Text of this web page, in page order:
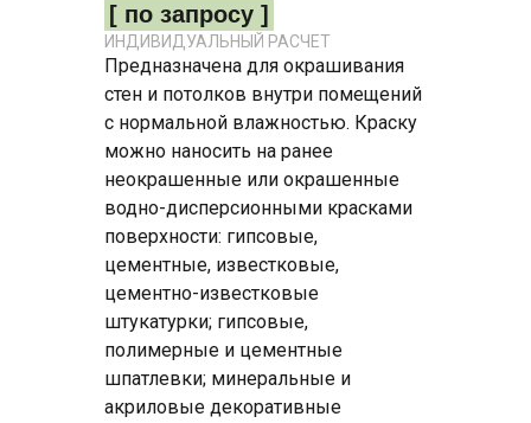
[ по запросу ]
ИНДИВИДУАЛЬНЫЙ РАСЧЕТ
Предназначена для окрашивания
стен и потолков внутри помещений
с нормальной влажностью. Краску
можно наносить на ранее
неокрашенные или окрашенные
водно-дисперсионными красками
поверхности: гипсовые,
цементные, известковые,
цементно-известковые
штукатурки; гипсовые,
полимерные и цементные
шпатлевки; минеральные и
акриловые декоративные